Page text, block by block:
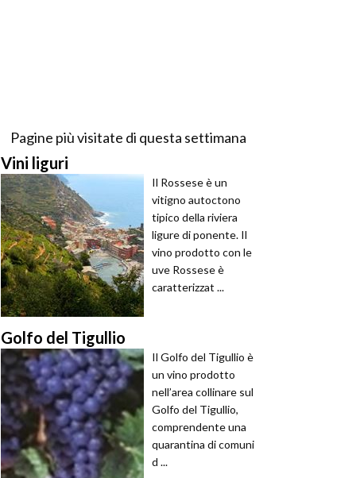
Pagine più visitate di questa settimana
Vini liguri
Il Rossese è un
vitigno autoctono
tipico della riviera
ligure di ponente. Il
vino prodotto con le
uve Rossese è
caratterizzat ...
Golfo del Tigullio
Il Golfo del Tigullio è
un vino prodotto
nell’area collinare sul
Golfo del Tigullio,
comprendente una
quarantina di comuni
d ...